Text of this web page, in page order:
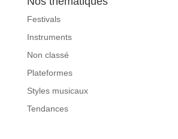
Festivals
Instruments
Non classé
Plateformes
Styles musicaux
Tendances